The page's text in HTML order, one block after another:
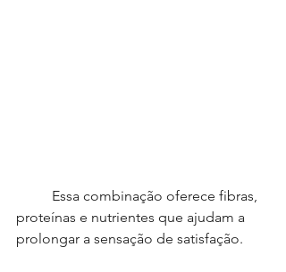
proteínas e nutrientes que ajudam a
prolongar a sensação de satisfação.